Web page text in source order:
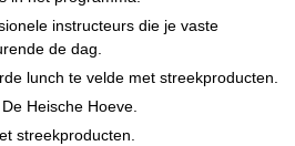
instructeurs die je vaste
de dag.
lunch te velde met streekproducten.
Heische Hoeve.
streekproducten.